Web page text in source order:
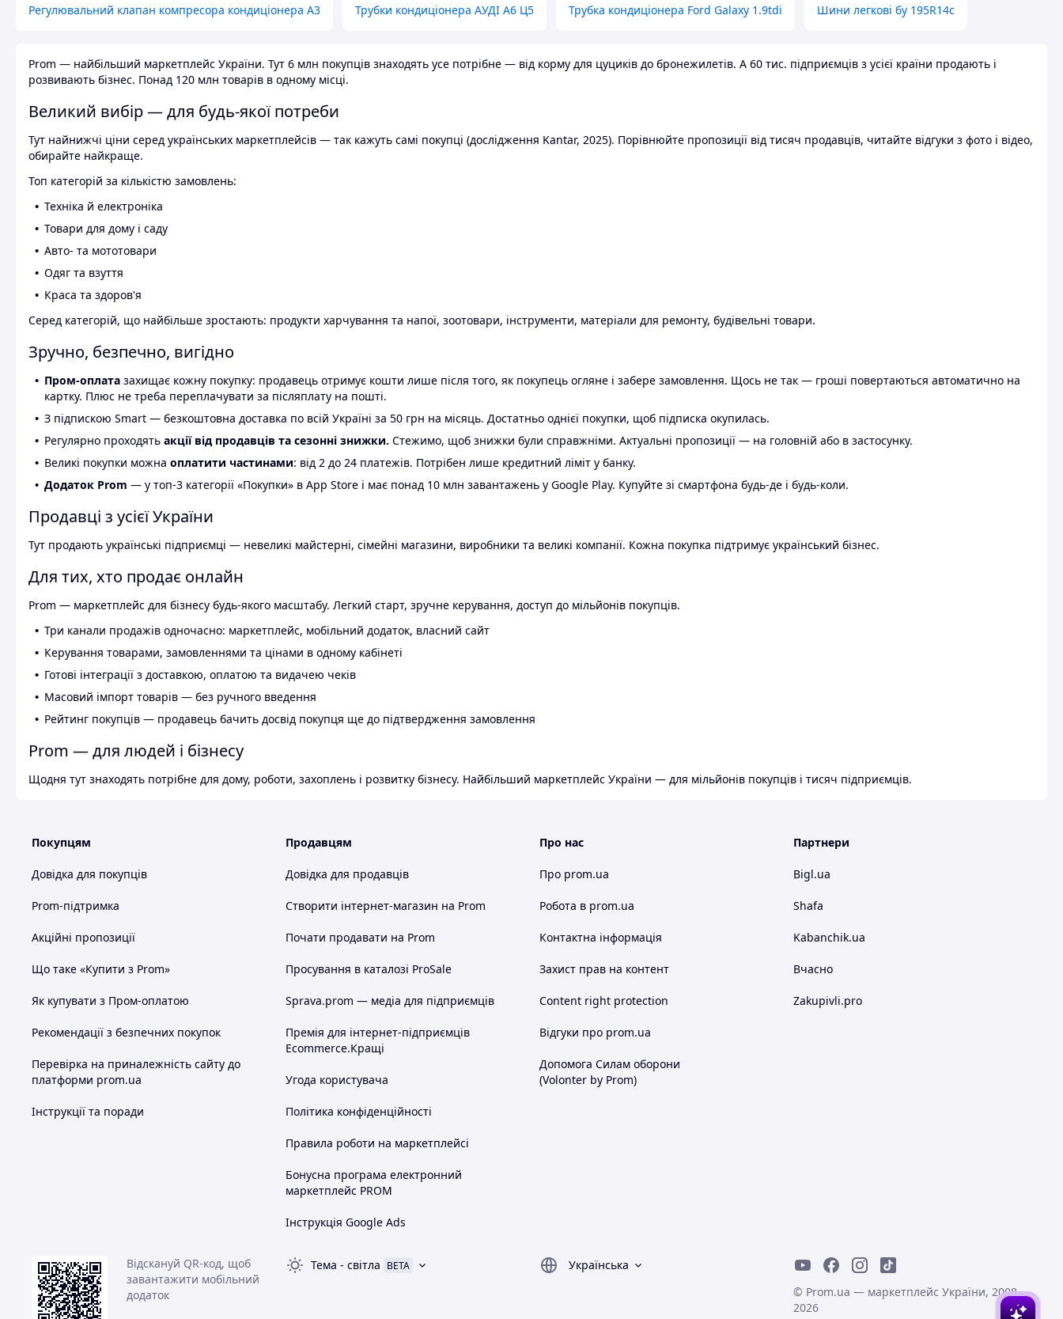
Регулювальний клапан компресора кондиціонера А3 Трубки кондиціонера АУДІ А6 Ц5 Трубка кондиціонера Ford Galaxy 1.9tdi Шини легкові бу 195R14c
Prom — найбільший маркетплейс України. Тут 6 млн покупців знаходять усе потрібне — від корму для цуциків до бронежилетів. А 60 тис. підприємців з усієї країни продають і
розвивають бізнес. Понад 120 млн товарів в одному місці.
Великий вибір — для будь-якої потреби
Тут найнижчі ціни серед українських маркетплейсів — так кажуть самі покупці (дослідження Kantar, 2025). Порівнюйте пропозиції від тисяч продавців, читайте відгуки з фото і відео,
обирайте найкраще.
Топ категорій за кількістю замовлень:
Техніка й електроніка
Товари для дому і саду
Авто- та мототовари
Одяг та взуття
Краса та здоров'я
Серед категорій, що найбільше зростають: продукти харчування та напої, зоотовари, інструменти, матеріали для ремонту, будівельні товари.
Зручно, безпечно, вигідно
Пром-оплата захищає кожну покупку: продавець отримує кошти лише після того, як покупець огляне і забере замовлення. Щось не так — гроші повертаються автоматично на
картку. Плюс не треба переплачувати за післяплату на пошті.
З підпискою Smart — безкоштовна доставка по всій Україні за 50 грн на місяць. Достатньо однієї покупки, щоб підписка окупилась.
Регулярно проходять акції від продавців та сезонні знижки. Стежимо, щоб знижки були справжніми. Актуальні пропозиції — на головній або в застосунку.
Великі покупки можна оплатити частинами: від 2 до 24 платежів. Потрібен лише кредитний ліміт у банку.
Додаток Prom — у топ-3 категорії «Покупки» в App Store і має понад 10 млн завантажень у Google Play. Купуйте зі смартфона будь-де і будь-коли.
Продавці з усієї України
Тут продають українські підприємці — невеликі майстерні, сімейні магазини, виробники та великі компанії. Кожна покупка підтримує український бізнес.
Для тих, хто продає онлайн
Prom — маркетплейс для бізнесу будь-якого масштабу. Легкий старт, зручне керування, доступ до мільйонів покупців.
Три канали продажів одночасно: маркетплейс, мобільний додаток, власний сайт
Керування товарами, замовленнями та цінами в одному кабінеті
Готові інтеграції з доставкою, оплатою та видачею чеків
Масовий імпорт товарів — без ручного введення
Рейтинг покупців — продавець бачить досвід покупця ще до підтвердження замовлення
Prom — для людей і бізнесу
Щодня тут знаходять потрібне для дому, роботи, захоплень і розвитку бізнесу. Найбільший маркетплейс України — для мільйонів покупців і тисяч підприємців.
Покупцям
Довідка для покупців
Prom-підтримка
Акційні пропозиції
Що таке «Купити з Prom»
Як купувати з Пром-оплатою
Рекомендації з безпечних покупок
Перевірка на приналежність сайту до
платформи prom.ua
Інструкції та поради
Продавцям
Довідка для продавців
Створити інтернет-магазин на Prom
Почати продавати на Prom
Просування в каталозі ProSale
Sprava.prom — медіа для підприємців
Премія для інтернет-підприємців
Ecommerce.Кращі
Угода користувача
Політика конфіденційності
Правила роботи на маркетплейсі
Бонусна програма електронний
маркетплейс PROM
Інструкція Google Ads
Про нас
Про prom.ua
Робота в prom.ua
Контактна інформація
Захист прав на контент
Content right protection
Відгуки про prom.ua
Допомога Силам оборони
(Volonter by Prom)
Партнери
Bigl.ua
Shafa
Kabanchik.ua
Вчасно
Zakupivli.pro
Відскануй QR-код, щоб
завантажити мобільний
додаток
Тема - світла BETA
Українська
© Prom.ua — маркетплейс України, 2008-
2026